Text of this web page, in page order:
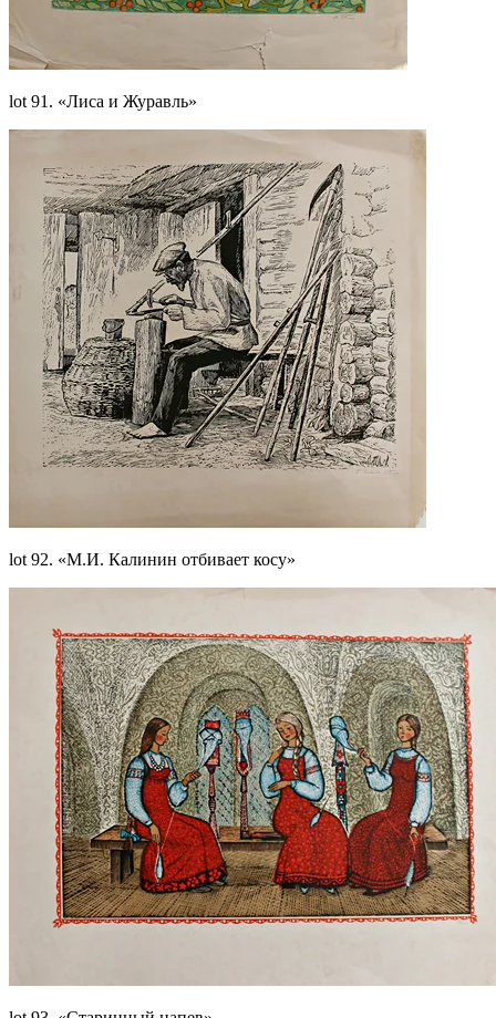
lot 91. «Лиса и Журавль»
lot 92. «М.И. Калинин отбивает косу»